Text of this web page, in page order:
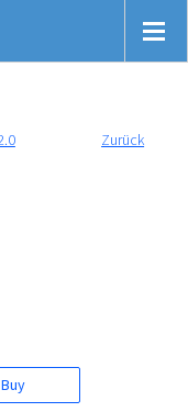
Zurück
Buy